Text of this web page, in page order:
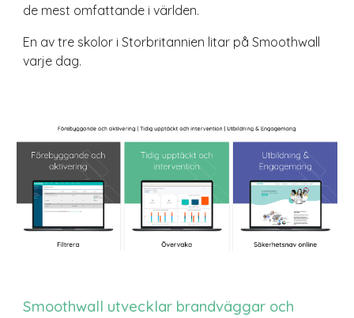
de mest omfattande i världen.
En av tre skolor i Storbritannien litar på Smoothwall
varje dag.
Smoothwall utvecklar brandväggar och